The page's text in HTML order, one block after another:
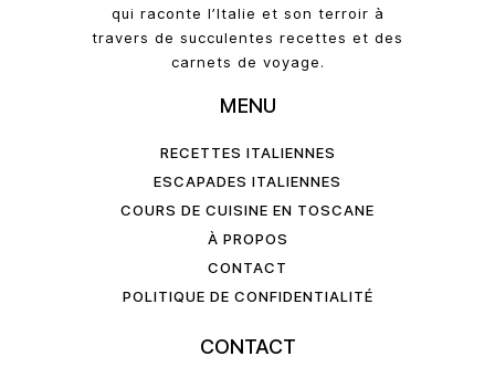
qui raconte l’Italie et son terroir à
travers de succulentes recettes et des
carnets de voyage.
MENU
RECETTES ITALIENNES
ESCAPADES ITALIENNES
COURS DE CUISINE EN TOSCANE
À PROPOS
CONTACT
POLITIQUE DE CONFIDENTIALITÉ
CONTACT